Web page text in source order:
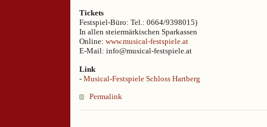
Tickets
Festspiel-Büro: Tel.: 0664/9398015)
In allen steiermärkischen Sparkassen
Online: www.musical-festspiele.at
E-Mail: info@musical-festspiele.at
Link
- Musical-Festspiele Schloss Hartberg
Permalink